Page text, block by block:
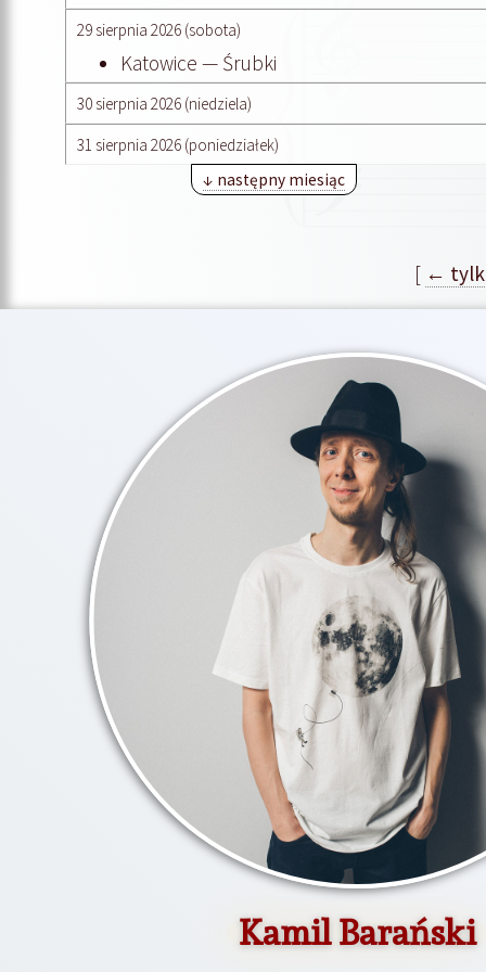
29 sierpnia 2026 (sobota)
Katowice — Śrubki
30 sierpnia 2026 (niedziela)
31 sierpnia 2026 (poniedziałek)
↓ następny miesiąc
[ ←
Kamil Barański